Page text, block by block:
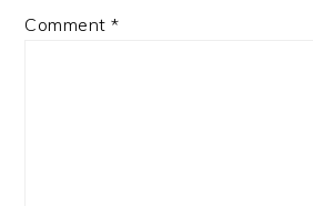
Comment*